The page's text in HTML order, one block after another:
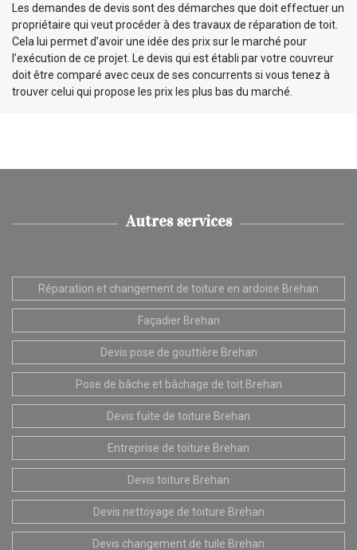
Les demandes de devis sont des démarches que doit effectuer un
propriétaire qui veut procéder à des travaux de réparation de toit.
Cela lui permet d’avoir une idée des prix sur le marché pour
l’exécution de ce projet. Le devis qui est établi par votre couvreur
doit être comparé avec ceux de ses concurrents si vous tenez à
trouver celui qui propose les prix les plus bas du marché.
Autres services
Réparation et changement de toiture en ardoise Brehan
Façadier Brehan
Devis pose de gouttière Brehan
Pose de bâche et bâchage de toit Brehan
Devis fuite de toiture Brehan
Entreprise de toiture Brehan
Devis toiture Brehan
Devis nettoyage de toiture Brehan
Devis changement de tuile Brehan